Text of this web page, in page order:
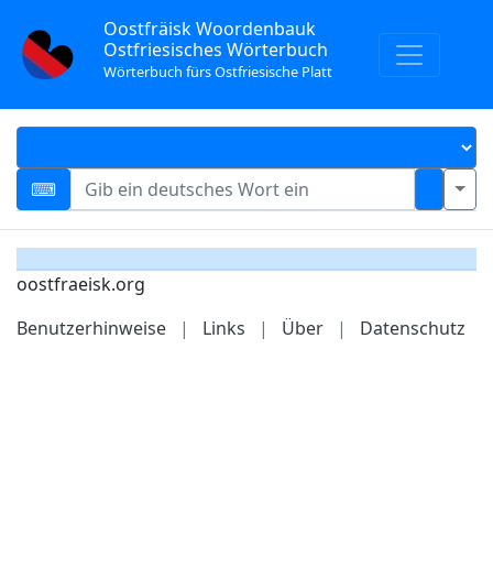
Oostfräisk Woordenbauk
Ostfriesisches Wörterbuch
Wörterbuch fürs Ostfriesische Platt
oostfraeisk.org
Benutzerhinweise
| Links | Über | Datenschutz